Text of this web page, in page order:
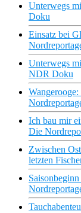
Unterwegs
Doku
Einsatz bei
Unterwegs
NDR Doku
Ich bau mir
Die
Zwischen
letzten